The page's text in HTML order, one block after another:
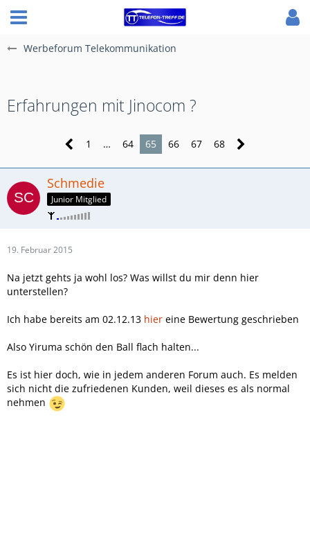
Werbeforum Telekommunikation
Erfahrungen mit Jinocom ?
1 … 64 65 66 67 68
Schmedie
Junior Mitglied
19. Februar 2015
Na jetzt gehts ja wohl los? Was willst du mir denn hier
unterstellen?
Ich habe bereits am 02.12.13 hier eine Bewertung geschrieben
Also Yiruma schön den Ball flach halten...
Es ist hier doch, wie in jedem anderen Forum auch. Es melden
sich nicht die zufriedenen Kunden, weil dieses es als normal
nehmen